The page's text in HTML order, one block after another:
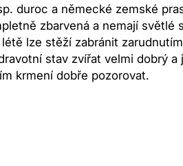
duroc a německé zemské
zbarvená a nemají světlé
lze stěží zabránit
stav zvířat velmi dobrý
krmení dobře pozorovat.